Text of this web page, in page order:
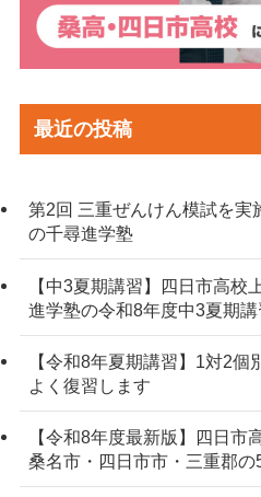
最近の投稿
第2回 三重ぜんけん模試を実
の千尋進学塾
【中3夏期講習】四日市高校
進学塾の令和8年度中3夏期講
【令和8年夏期講習】1対2
よく復習します
【令和8年度最新版】四日市
桑名市・四日市市・三重郡の